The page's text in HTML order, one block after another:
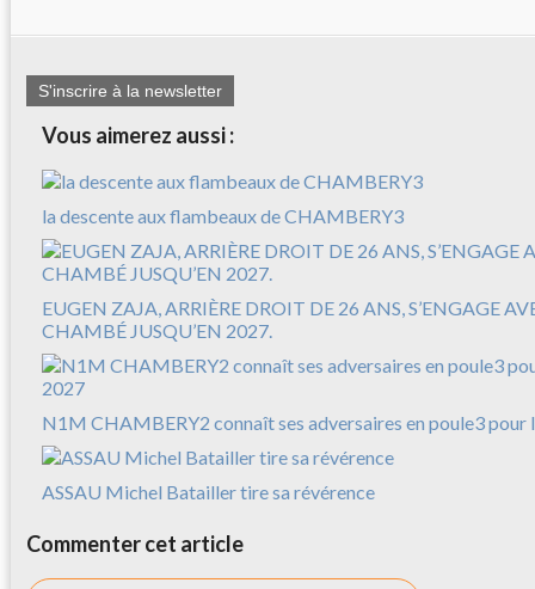
S'inscrire à la newsletter
Vous aimerez aussi :
la descente aux flambeaux de CHAMBERY3
EUGEN ZAJA, ARRIÈRE DROIT DE 26 ANS, S’ENGAGE
CHAMBÉ JUSQU’EN 2027.
N1M CHAMBERY2 connaît ses adversaires en poule3 pour
ASSAU Michel Batailler tire sa révérence
Commenter cet article